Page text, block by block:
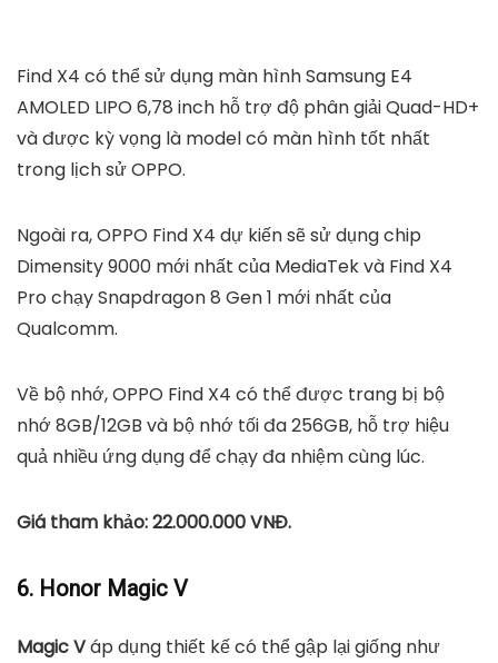
Find X4 có thể sử dụng màn hình Samsung E4
AMOLED LIPO 6,78 inch hỗ trợ độ phân giải Quad-HD+
và được kỳ vọng là model có màn hình tốt nhất
trong lịch sử OPPO.
Ngoài ra, OPPO Find X4 dự kiến ​​sẽ sử dụng chip
Dimensity 9000 mới nhất của MediaTek và Find X4
Pro chạy Snapdragon 8 Gen 1 mới nhất của
Qualcomm.
Về bộ nhớ, OPPO Find X4 có thể được trang bị bộ
nhớ 8GB/12GB và bộ nhớ tối đa 256GB, hỗ trợ hiệu
quả nhiều ứng dụng để chạy đa nhiệm cùng lúc.
Giá tham khảo: 22.000.000 VNĐ.
6. Honor Magic V
Magic Váp dụng thiết kế có thể gập lại giống như